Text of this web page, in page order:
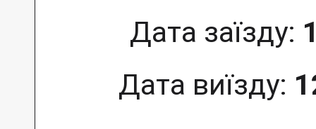
Дата заїзду:
Дата виїзду: